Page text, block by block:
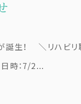
誕生！ ＼リハビ
7/2...